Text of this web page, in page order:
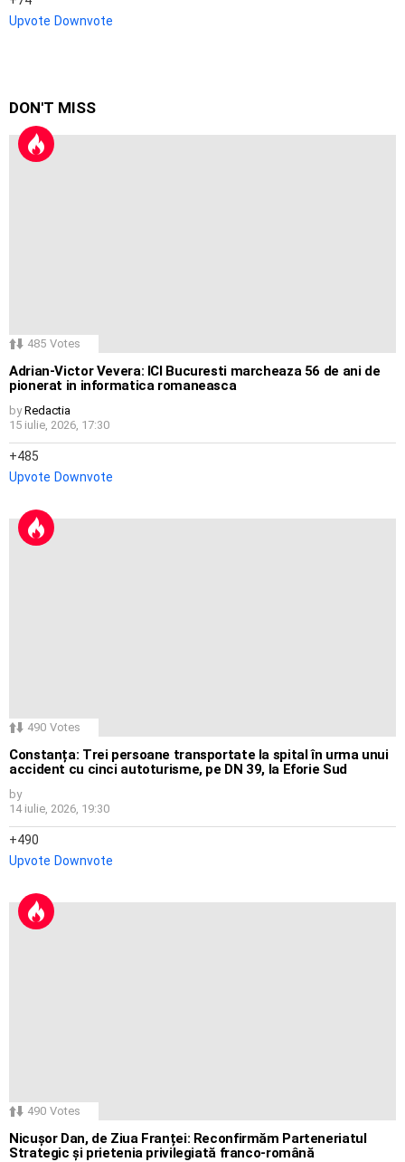
Upvote Downvote
DON'T MISS
485 Votes
Adrian-Victor Vevera: ICI Bucuresti marcheaza 56 de ani de
pionerat in informatica romaneasca
by Redactia
15 iulie, 2026, 17:30
485
Upvote Downvote
490 Votes
Constanța: Trei persoane transportate la spital în urma unui
accident cu cinci autoturisme, pe DN 39, la Eforie Sud
by
14 iulie, 2026, 19:30
490
Upvote Downvote
490 Votes
Nicușor Dan, de Ziua Franței: Reconfirmăm Parteneriatul
Strategic și prietenia privilegiată franco-română